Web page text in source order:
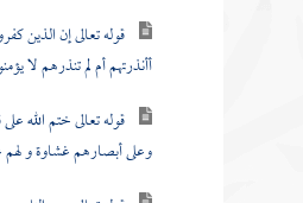
قوله تعالى إن الذين
أأنذرتهم أم لم تنذرهم لا
قوله تعالى ختم الله
وعلى أبصارهم غشاوة و